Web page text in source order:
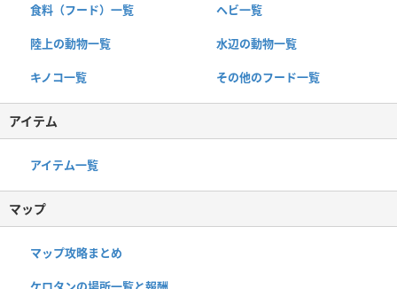
食料（フード）一覧 ヘビ一覧
陸上の動物一覧 水辺の動物一覧
キノコ一覧 その他のフード一覧
アイテム
アイテム一覧
マップ
マップ攻略まとめ